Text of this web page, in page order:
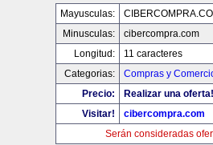
Mayusculas:
Minusculas:
cibercompra.com
Longitud:
11 caracteres
Categorias:
Compras y
Precio:
Realizar una oferta!
Visitar!
cibercompra.com
Serán consideradas